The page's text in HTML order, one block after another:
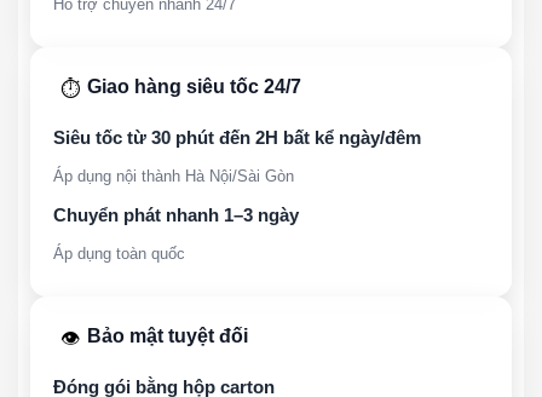
Hỗ trợ chuyển nhanh 24/7
⏱️ Giao hàng siêu tốc 24/7
Siêu tốc từ 30 phút đến 2H bất kể ngày/đêm
Áp dụng nội thành Hà Nội/Sài Gòn
Chuyển phát nhanh 1–3 ngày
Áp dụng toàn quốc
👁️ Bảo mật tuyệt đối
Đóng gói bằng hộp carton